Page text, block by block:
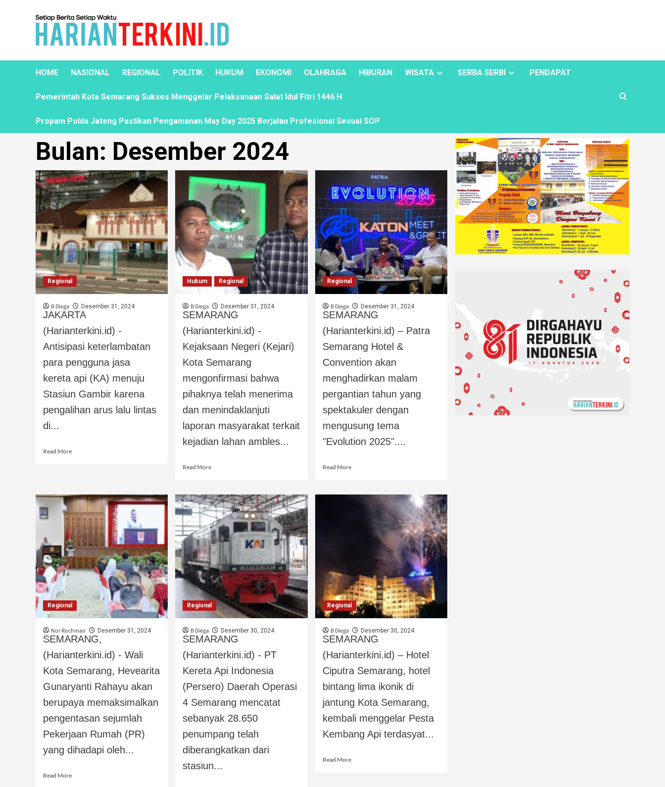
HOME NASIONAL REGIONAL POLITIK HUKUM EKONOMI OLAHRAGA HIBURAN WISATA SERBA SERBI PENDAPAT
Pemerintah Kota Semarang Sukses Menggelar Pelaksanaan Salat Idul Fitri 1446 H
Propam Polda Jateng Pastikan Pengamanan May Day 2025 Berjalan Profesional Sesuai SOP
Bulan: Desember 2024
Regional
B Diega Desember 31, 2024
JAKARTA
(Harianterkini.id) -
Antisipasi keterlambatan
para pengguna jasa
kereta api (KA) menuju
Stasiun Gambir karena
pengalihan arus lalu lintas
di...
Read More
Hukum Regional
B Diega Desember 31, 2024
SEMARANG
(Harianterkini.id) -
Kejaksaan Negeri (Kejari)
Kota Semarang
mengonfirmasi bahwa
pihaknya telah menerima
dan menindaklanjuti
laporan masyarakat terkait
kejadian lahan ambles...
Read More
Regional
B Diega Desember 31, 2024
SEMARANG
(Harianterkini.id) – Patra
Semarang Hotel &
Convention akan
menghadirkan malam
pergantian tahun yang
spektakuler dengan
mengusung tema
"Evolution 2025"....
Read More
Regional
Nor Rochman Desember 31, 2024
SEMARANG,
(Harianterkini.id) - Wali
Kota Semarang, Hevearita
Gunaryanti Rahayu akan
berupaya memaksimalkan
pengentasan sejumlah
Pekerjaan Rumah (PR)
yang dihadapi oleh...
Read More
Regional
B Diega Desember 30, 2024
SEMARANG
(Harianterkini.id) - PT
Kereta Api Indonesia
(Persero) Daerah Operasi
4 Semarang mencatat
sebanyak 28.650
penumpang telah
diberangkatkan dari
stasiun...
Regional
B Diega Desember 30, 2024
SEMARANG
(Harianterkini.id) – Hotel
Ciputra Semarang, hotel
bintang lima ikonik di
jantung Kota Semarang,
kembali menggelar Pesta
Kembang Api terdasyat...
Read More